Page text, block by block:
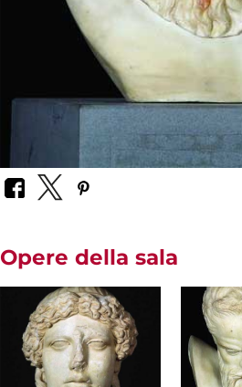
Opere della sala